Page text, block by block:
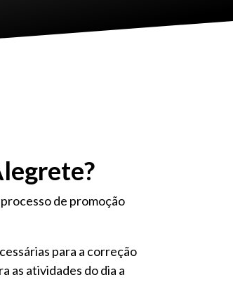
de promoção
para a correção
as atividades do dia a